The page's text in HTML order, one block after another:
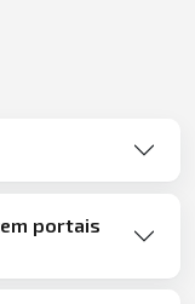
portais